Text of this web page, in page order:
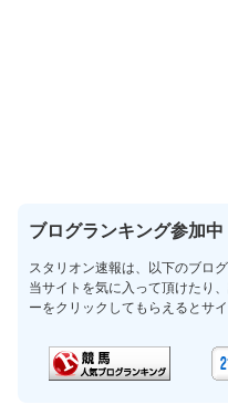
ブログランキング参加中
スタリオン速報は、以下のブロ
当サイトを気に入って頂けたり
ーをクリックしてもらえるとサ